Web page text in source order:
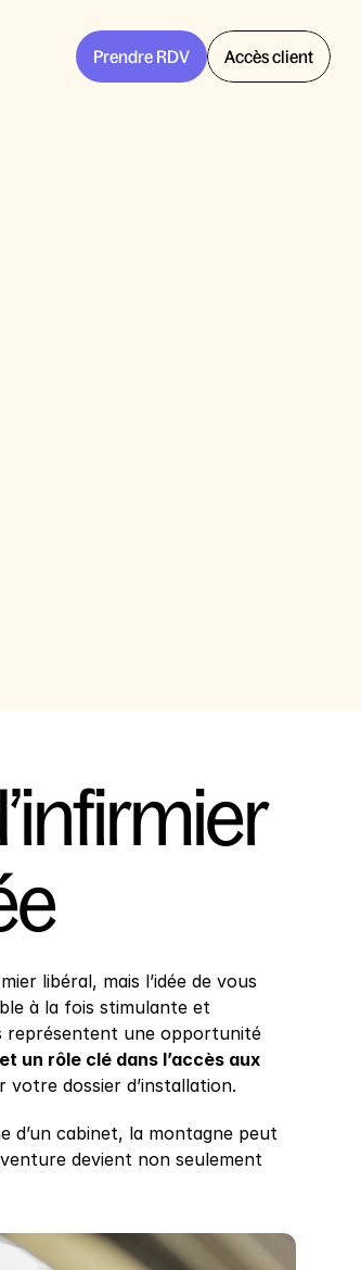
Prendre RDV Accès client
libéral, mais l’idée de vous
à la fois stimulante et
représentent une opportunité
un rôle clé dans l’accès aux
dossier d’installation.
d’un cabinet, la montagne peut
devient non seulement